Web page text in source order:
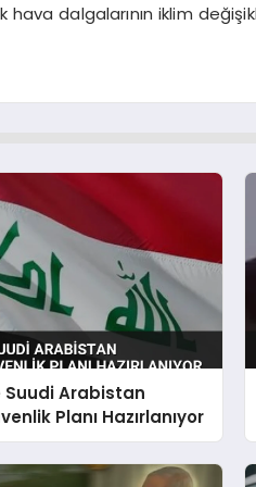
hava dalgalarının iklim
Suudi Arabistan
Planı Hazırlanıyor